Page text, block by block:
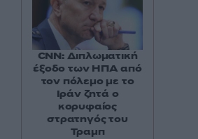
CNN: Διπλωματική
έξοδο των ΗΠΑ από
τον πόλεμο με το
Ιράν ζητά ο
κορυφαίος
στρατηγός του
Τραμπ